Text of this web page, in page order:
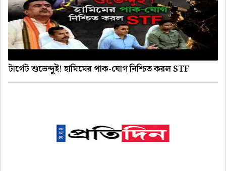
টার্গেট শুভেন্দুই! হামিমের পাক-যোগ নিশ্চিত করল STF